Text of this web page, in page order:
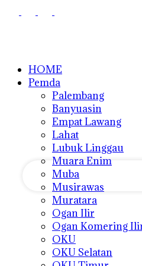
HOME
Pemda
Palembang
Banyuasin
Empat Lawang
Lahat
Lubuk Linggau
Muara Enim
Muba
Musirawas
Muratara
Ogan Ilir
Ogan Komering
OKU
OKU Selatan
kata sandi Anda